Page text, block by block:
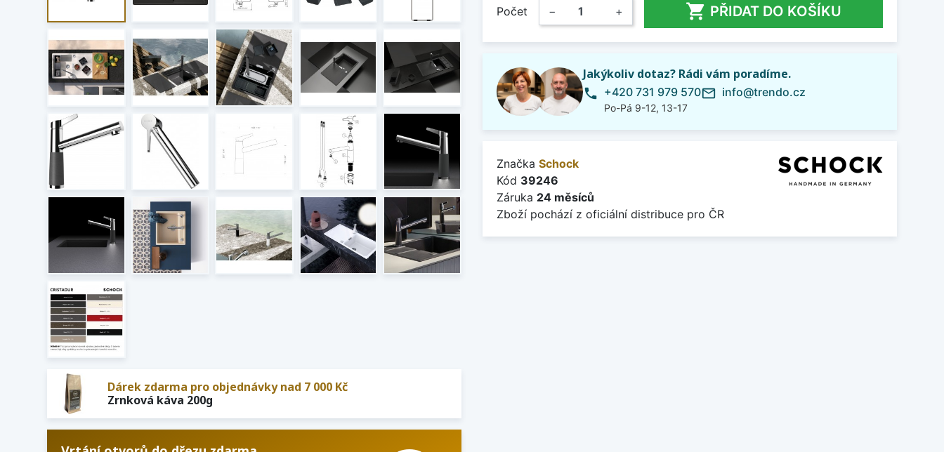
Dárek zdarma pro objednávky nad 7 000 Kč
Zrnková káva 200g
Počet − +  PŘIDAT DO KOŠÍKU
Jakýkoliv dotaz? Rádi vám poradíme.
phone +420 731 979 570
Po-Pá 9-12, 13-17
mail_outline info@trendo.cz
Značka Schock
Kód 39246
Záruka 24 měsíců
Zboží pochází z oficiální distribuce pro ČR